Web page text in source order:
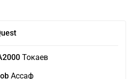
Токаев
Ассаф